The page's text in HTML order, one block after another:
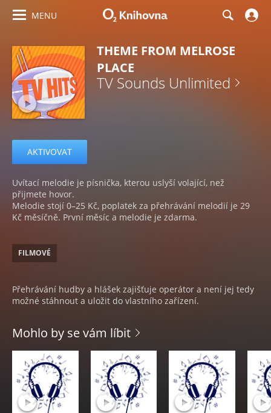
MENU
THEME FROM MELROSE
PLACE
TV Sounds Unlimited
AKTIVOVAT
Uvítací melodie je písnička, kterou uslyší volající, než
přijmete hovor.
Melodie stojí 0–25 Kč, poplatek za přehrávání melodií je 29
Kč měsíčně. První měsíc a melodie je zdarma.
FILMOVÉ
Přehrávání hudby a hlášek zajišťuje operátor a není jej tedy
možné stáhnout a uložit do vlastního zařízení.
Mohlo by se vám líbit